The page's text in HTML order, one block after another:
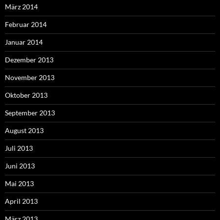
März 2014
Februar 2014
Januar 2014
Dezember 2013
November 2013
Oktober 2013
September 2013
August 2013
Juli 2013
Juni 2013
Mai 2013
April 2013